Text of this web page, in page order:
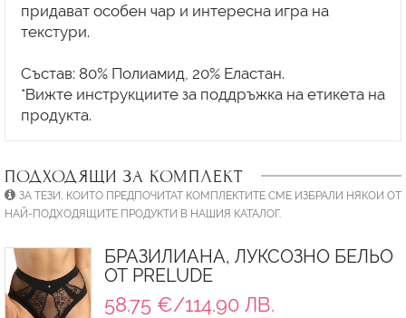
придават особен чар и интересна игра на
текстури.
Състав: 80% Полиамид, 20% Еластан.
*Вижте инструкциите за поддръжка на етикета на
ПОДХОДЯЩИ ЗА КОМПЛЕКТ
ЗА ТЕЗИ, КОИТО ПРЕДПОЧИТАТ КОМПЛЕКТИТЕ СМЕ ИЗБРАЛИ НЯКОИ ОТ
НАЙ-ПОДХОДЯЩИТЕ ПРОДУКТИ В НАШИЯ КАТАЛОГ.
БРАЗИЛИАНА, ЛУКСОЗНО БЕЛЬО
ОТ PRELUDE
58.75 €/114.90 ЛВ.